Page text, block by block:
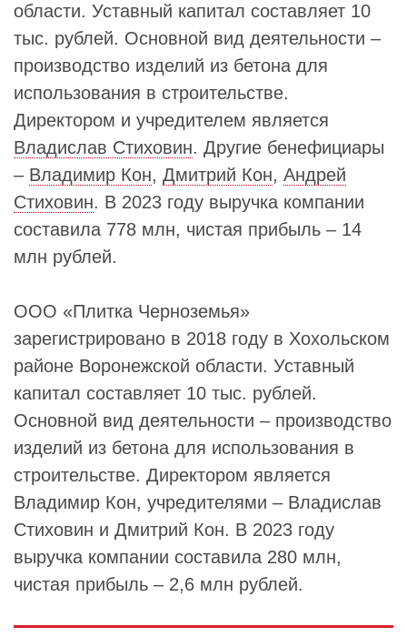
области. Уставный капитал составляет 10
тыс. рублей. Основной вид деятельности –
производство изделий из бетона для
использования в строительстве.
Директором и учредителем является
Владислав Стиховин. Другие бенефициары
– Владимир Кон, Дмитрий Кон, Андрей
Стиховин. В 2023 году выручка компании
составила 778 млн, чистая прибыль – 14
млн рублей.
ООО «Плитка Черноземья»
зарегистрировано в 2018 году в Хохольском
районе Воронежской области. Уставный
капитал составляет 10 тыс. рублей.
Основной вид деятельности – производство
изделий из бетона для использования в
строительстве. Директором является
Владимир Кон, учредителями – Владислав
Стиховин и Дмитрий Кон. В 2023 году
выручка компании составила 280 млн,
чистая прибыль – 2,6 млн рублей.